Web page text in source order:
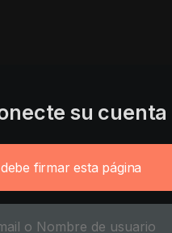
su cuenta
firmar esta página